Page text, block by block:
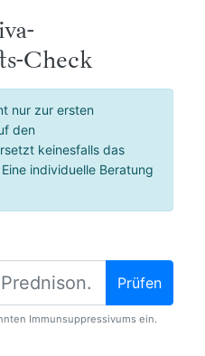
Check
nur zur ersten
den
keinesfalls das
individuelle Beratung
Prüfen
Immunsuppressivums ein.